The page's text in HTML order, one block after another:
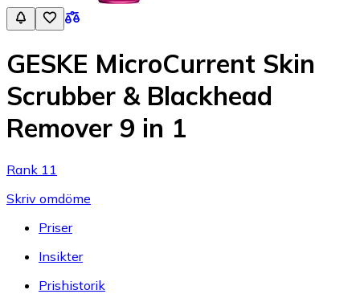
GESKE MicroCurrent Skin
Scrubber & Blackhead
Remover 9 in 1
Rank 11
Skriv omdöme
Priser
Insikter
Prishistorik